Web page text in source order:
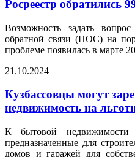
Росреестр обратились
Возможность задать
обратной связи (ПОС) на
проблеме появилась в марте
21.10.2024
Кузбассовцы могут
недвижимость на
К бытовой недвижимости
предназначенные для
домов и гаражей для